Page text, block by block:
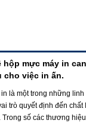
hộp mực máy in
cho việc in ấn.
là một trong những
trò quyết định đến
Trong số các thương